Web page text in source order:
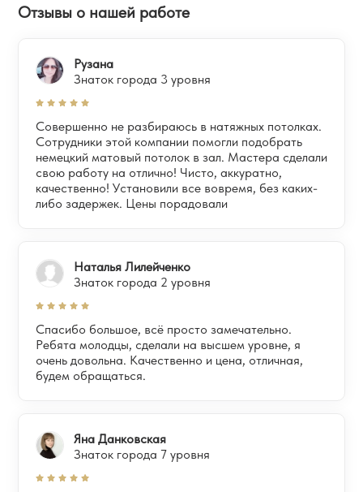
Отзывы о нашей работе
Рузана
Знаток города 3 уровня
Совершенно не разбираюсь в натяжных потолках.
Сотрудники этой компании помогли подобрать
немецкий матовый потолок в зал. Мастера сделали
свою работу на отлично! Чисто, аккуратно,
качественно! Установили все вовремя, без каких-
либо задержек. Цены порадовали
Наталья Лилейченко
Знаток города 2 уровня
Спасибо большое, всё просто замечательно.
Ребята молодцы, сделали на высшем уровне, я
очень довольна. Качественно и цена, отличная,
будем обращаться.
Яна Данковская
Знаток города 7 уровня